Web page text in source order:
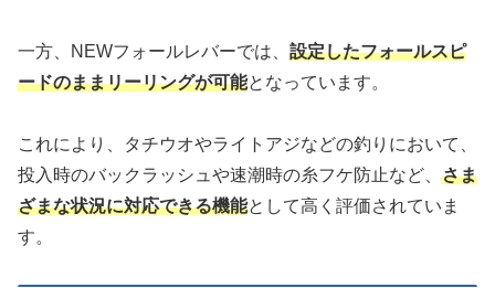
一方、NEWフォールレバーでは、 設定したフォールスピ
ードのままリーリングが可能となっています。
これにより、タチウオやライトアジなどの釣りにおいて、
投入時のバックラッシュや速潮時の糸フケ防止など、 さま
ざまな状況に対応できる機能として高く評価されていま
す。